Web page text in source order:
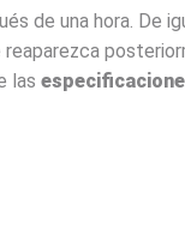
de una hora. De
las